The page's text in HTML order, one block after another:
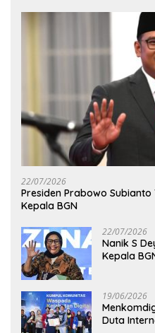
22/07/2026
Presiden Prabowo
Kepala BGN
22/07/2026
Nanik S
Kepala
19/06/2026
Duta